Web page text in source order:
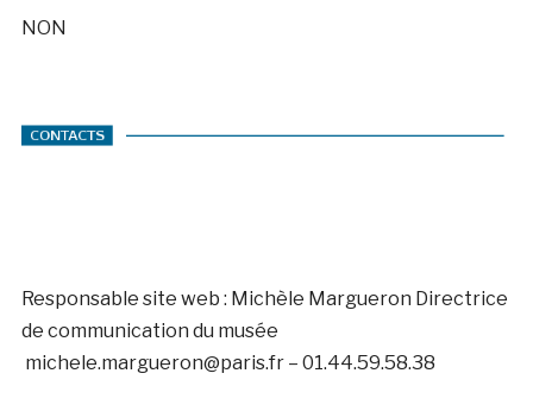
NON
Responsable site web : Michèle Margueron Directrice
de communication du musée
michele.margueron@paris.fr – 01.44.59.58.38